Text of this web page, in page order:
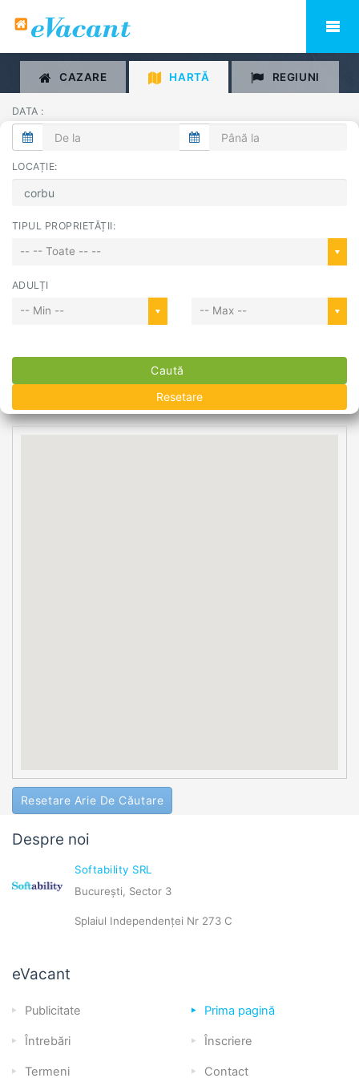
CAZARE HARTĂ REGIUNI
DATA :
LOCAȚIE:
TIPUL PROPRIETĂȚII:
-- -- Toate -- --
ADULȚI
-- Min -- -- Max --
Caută
Resetare
Resetare Arie De Căutare
Despre noi
Softability SRL
București, Sector 3
Splaiul Independenței Nr 273 C
eVacant
Publicitate Prima pagină
Întrebări Înscriere
Termeni Contact